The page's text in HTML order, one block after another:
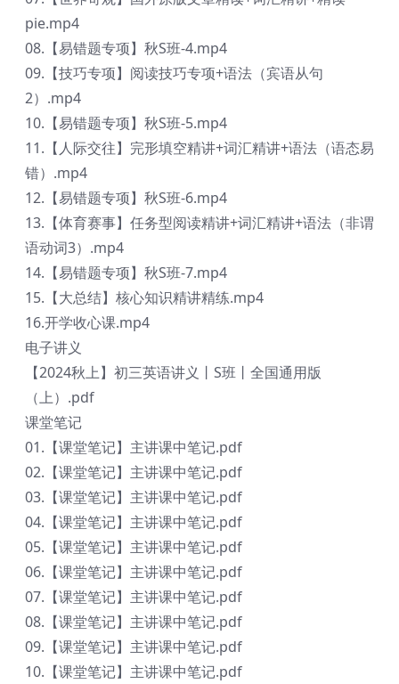
pie.mp4
08.【易错题专项】秋S班-4.mp4
09.【技巧专项】阅读技巧专项+语法（宾语从句
2）.mp4
10.【易错题专项】秋S班-5.mp4
11.【人际交往】完形填空精讲+词汇精讲+语法（语态易
错）.mp4
12.【易错题专项】秋S班-6.mp4
13.【体育赛事】任务型阅读精讲+词汇精讲+语法（非谓
语动词3）.mp4
14.【易错题专项】秋S班-7.mp4
15.【大总结】核心知识精讲精练.mp4
16.开学收心课.mp4
电子讲义
【2024秋上】初三英语讲义丨S班丨全国通用版
（上）.pdf
课堂笔记
01.【课堂笔记】主讲课中笔记.pdf
02.【课堂笔记】主讲课中笔记.pdf
03.【课堂笔记】主讲课中笔记.pdf
04.【课堂笔记】主讲课中笔记.pdf
05.【课堂笔记】主讲课中笔记.pdf
06.【课堂笔记】主讲课中笔记.pdf
07.【课堂笔记】主讲课中笔记.pdf
08.【课堂笔记】主讲课中笔记.pdf
09.【课堂笔记】主讲课中笔记.pdf
10.【课堂笔记】主讲课中笔记.pdf